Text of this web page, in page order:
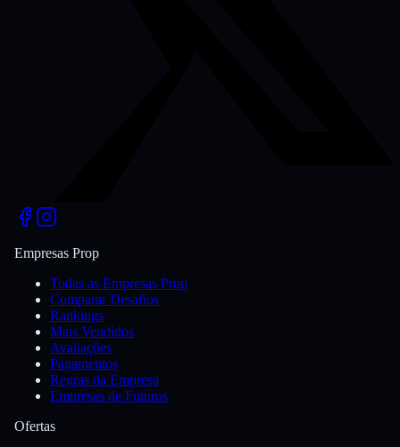
Empresas Prop
Todas as Empresas Prop
Comparar Desafios
Rankings
Mais Vendidos
Avaliações
Pagamentos
Regras da Empresa
Empresas de Futuros
Ofertas